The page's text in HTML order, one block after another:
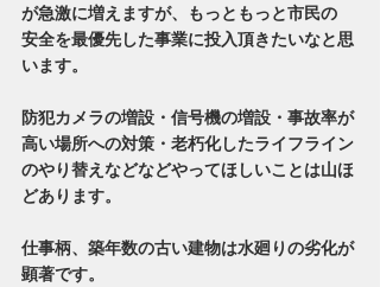
が急激に増えますが、もっともっと市民の
安全を最優先した事業に投入頂きたいなと思
います。
防犯カメラの増設・信号機の増設・事故率が
高い場所への対策・老朽化したライフライン
のやり替えなどなどやってほしいことは山ほ
どあります。
仕事柄、築年数の古い建物は水廻りの劣化が
顕著です。